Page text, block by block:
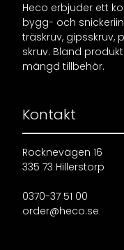
Heco erbjuder ett
bygg- och
träskruv, gipsskruv,
skruv. Bland
mängd tillbehör.
Kontakt
Rocknevägen 16
335 73 Hillerstorp
0370-37 51 00
order@heco.se